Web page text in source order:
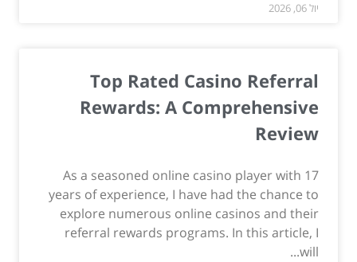
יול 06, 2026
Top Rated Casino Referral
Rewards: A Comprehensive
Review
As a seasoned online casino player with 17
years of experience, I have had the chance to
explore numerous online casinos and their
referral rewards programs. In this article, I
will...